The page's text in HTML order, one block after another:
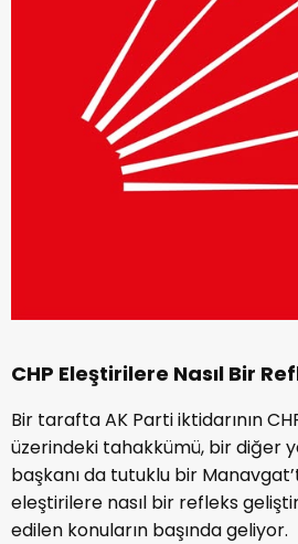
CHP Eleştirilere Nasıl Bir
Bir tarafta AK Parti iktidarının
üzerindeki tahakkümü, bir diğer
başkanı da tutuklu bir
eleştirilere nasıl bir refleks
edilen konuların başında geliyor.